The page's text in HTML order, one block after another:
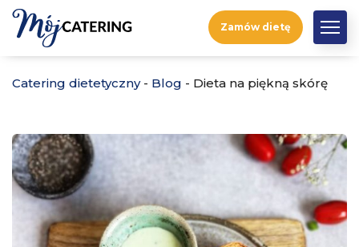
Zamów dietę
Catering dietetyczny- Blog - Dieta na piękną skórę